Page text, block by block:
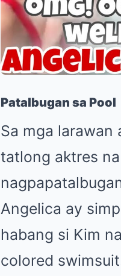
Patalbugan sa Pool
Sa mga larawan
tatlong aktres
Angelica ay
habang si Kim
colored